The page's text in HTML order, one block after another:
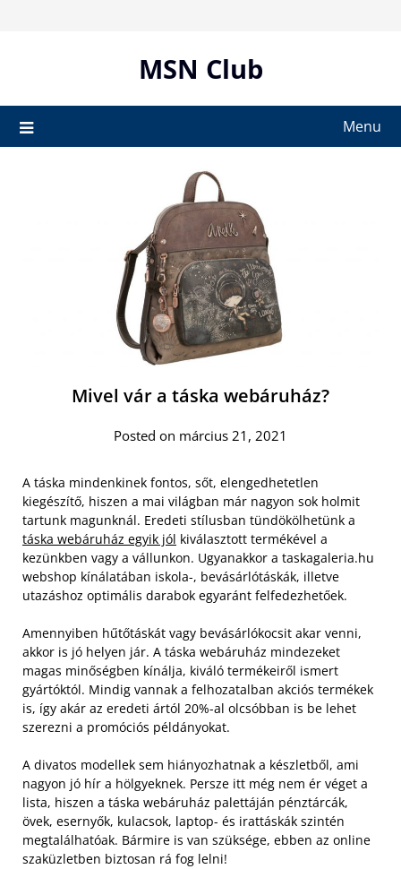
MSN Club
Menu
Mivel vár a táska webáruház?
Posted on március 21, 2021
A táska mindenkinek fontos, sőt, elengedhetetlen
kiegészítő, hiszen a mai világban már nagyon sok holmit
tartunk magunknál. Eredeti stílusban tündökölhetünk a
táska webáruház egyik jól kiválasztott termékével a
kezünkben vagy a vállunkon. Ugyanakkor a taskagaleria.hu
webshop kínálatában iskola-, bevásárlótáskák, illetve
utazáshoz optimális darabok egyaránt felfedezhetőek.
Amennyiben hűtőtáskát vagy bevásárlókocsit akar venni,
akkor is jó helyen jár. A táska webáruház mindezeket
magas minőségben kínálja, kiváló termékeiről ismert
gyártóktól. Mindig vannak a felhozatalban akciós termékek
is, így akár az eredeti ártól 20%-al olcsóbban is be lehet
szerezni a promóciós példányokat.
A divatos modellek sem hiányozhatnak a készletből, ami
nagyon jó hír a hölgyeknek. Persze itt még nem ér véget a
lista, hiszen a táska webáruház palettáján pénztárcák,
övek, esernyők, kulacsok, laptop- és irattáskák szintén
megtalálhatóak. Bármire is van szüksége, ebben az online
szaküzletben biztosan rá fog lelni!